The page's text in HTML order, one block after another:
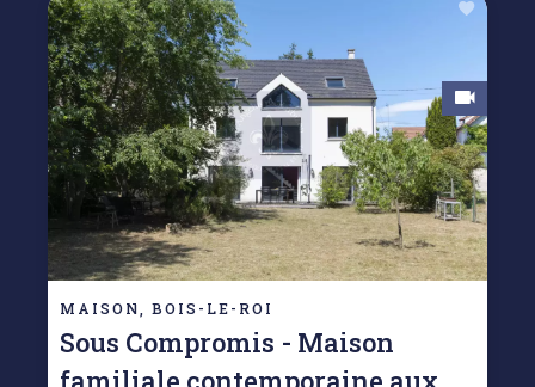
MAISON, BOIS-LE-ROI
Sous Compromis - Maison